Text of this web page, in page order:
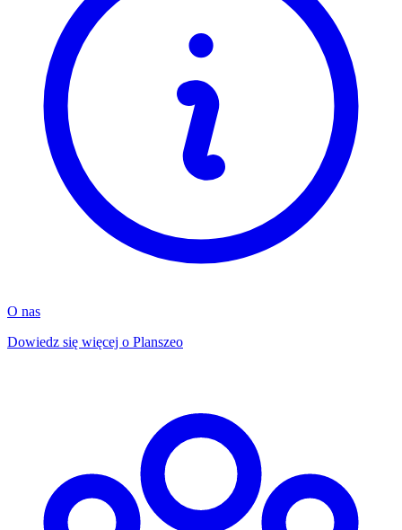
O nas
Dowiedz się więcej o Planszeo